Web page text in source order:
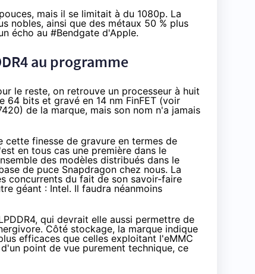
mais il se limitait à du 1080p. La
nobles, ainsi que des métaux 50 % plus
écho au #Bendgate d'Apple.
au programme
le reste, on retrouve un processeur à huit
64 bits et gravé en 14 nm FinFET (voir
de la marque, mais son nom n'a jamais
cette finesse de gravure en termes de
en tous cas une première dans le
des modèles distribués dans le
de puce Snapdragon chez nous. La
concurrents du fait de son savoir-faire
géant : Intel. Il faudra néanmoins
DDR4, qui devrait elle aussi permettre de
Côté stockage, la marque indique
efficaces que celles exploitant l'eMMC
point de vue purement technique, ce